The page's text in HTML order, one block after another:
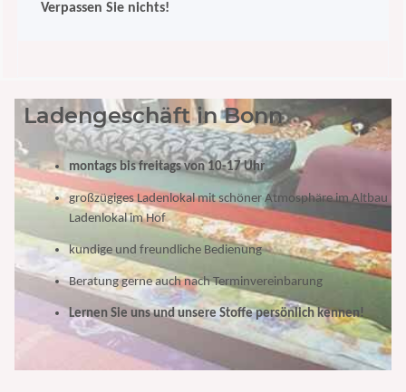
Verpassen Sie nichts!
Ladengeschäft in Bonn
montags bis freitags von 10-17 Uhr
großzügiges Ladenlokal mit schöner Atmosphäre im Altbau
Ladenlokal im Hof
kundige und freundliche Bedienung
Beratung gerne auch nach Terminvereinbarung
Lernen Sie uns und unsere Stoffe persönlich kennen!